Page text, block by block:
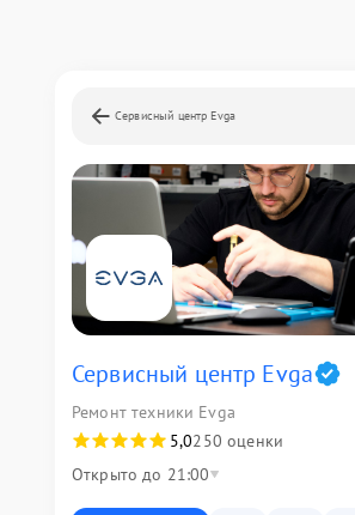
Сервисный центр Evga
Сервисный центр Evga
Ремонт техники Evga
5,0250 оценки
Открыто до 21:00